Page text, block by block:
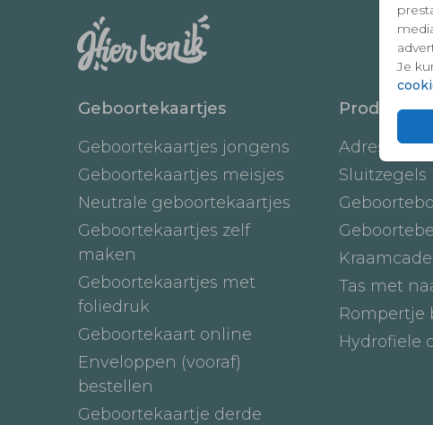
Je
Geboortekaartjes
Geboortekaartjes jongens
Geboortekaartjes meisjes
Neutrale geboortekaartjes
Geboortekaartjes zelf
maken
Geboortekaartjes met
foliedruk
Geboortekaart online
Enveloppen (vooraf)
bestellen
Geboortekaartje derde
Producten
Sluitzegels
Tas met
Rompertje
Hydrofiele